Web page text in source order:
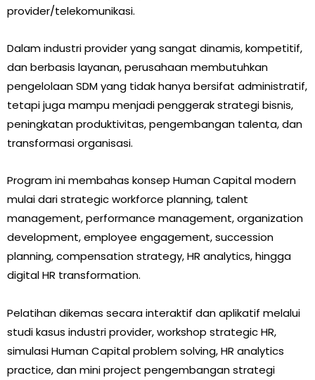
provider/telekomunikasi.
Dalam industri provider yang sangat dinamis, kompetitif,
dan berbasis layanan, perusahaan membutuhkan
pengelolaan SDM yang tidak hanya bersifat administratif,
tetapi juga mampu menjadi penggerak strategi bisnis,
peningkatan produktivitas, pengembangan talenta, dan
transformasi organisasi.
Program ini membahas konsep Human Capital modern
mulai dari strategic workforce planning, talent
management, performance management, organization
development, employee engagement, succession
planning, compensation strategy, HR analytics, hingga
digital HR transformation.
Pelatihan dikemas secara interaktif dan aplikatif melalui
studi kasus industri provider, workshop strategic HR,
simulasi Human Capital problem solving, HR analytics
practice, dan mini project pengembangan strategi